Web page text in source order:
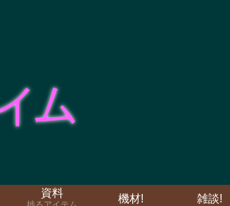
資料
機材! 雑談!